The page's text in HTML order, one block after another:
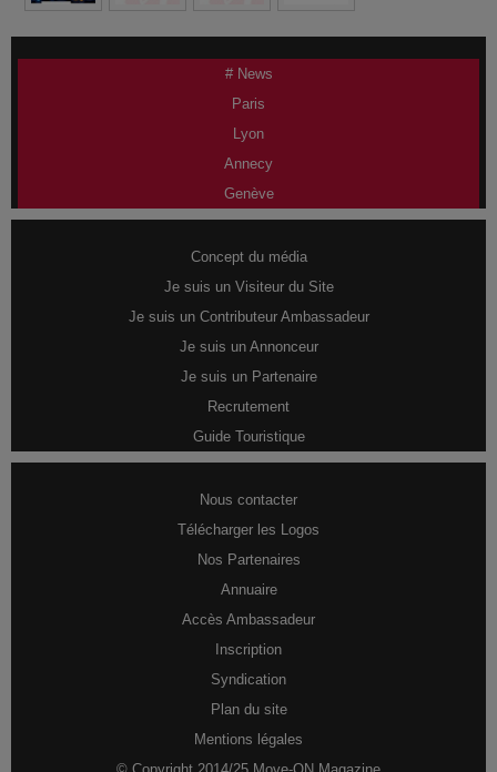
# News
Paris
Lyon
Annecy
Genève
Concept du média
Je suis un Visiteur du Site
Je suis un Contributeur Ambassadeur
Je suis un Annonceur
Je suis un Partenaire
Recrutement
Guide Touristique
Nous contacter
Télécharger les Logos
Nos Partenaires
Annuaire
Accès Ambassadeur
Inscription
Syndication
Plan du site
Mentions légales